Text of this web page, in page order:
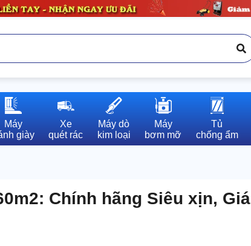
Máy
giày
Xe
quét rác
Máy dò
kim loại
Máy
bơm mỡ
Tủ
chống ẩm
Chính hãng Siêu xịn, Giá